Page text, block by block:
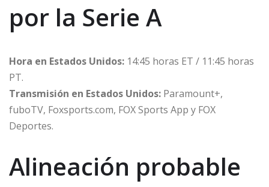
por la Serie A
Hora en Estados Unidos: 14:45 horas ET / 11:45 horas
PT.
Transmisión en Estados Unidos: Paramount+,
fuboTV, Foxsports.com, FOX Sports App y FOX
Deportes.
Alineación probable